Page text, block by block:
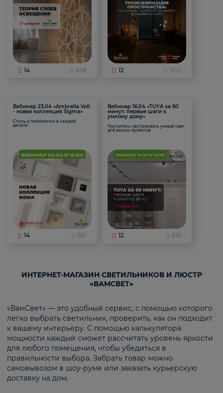
14 658 12 1021
Вебинар 23.04 «Ambrella Volt
- новая коллекция Sigma»
Стиль и технологии в каждой
детали
14 681
Вебинар 16.04 «TUYA за 60
минут: первые шаги к
умному дому»
Научитесь настраивать умный свет
для ваших проектов
12 618
ИНТЕРНЕТ-МАГАЗИН СВЕТИЛЬНИКОВ И ЛЮСТР
«ВАМСВЕТ»
«ВамСвет» — это удобный сервис, с помощью которого
легко выбрать светильник, проверить, как он подходит
к вашему интерьеру. С помощью калькулятора
мощности каждый сможет рассчитать уровень яркости
для любого помещения, чтобы убедиться в
правильности выбора. Забрать товар можно
самовывозом в шоу-руме или заказать курьерскую
доставку на дом.